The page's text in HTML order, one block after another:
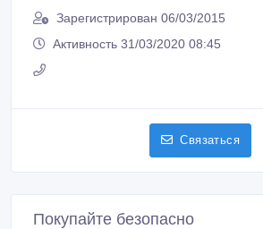
Зарегистрирован 06/03/2015
Активность 31/03/2020 08:45
Связаться
Покупайте безопасно